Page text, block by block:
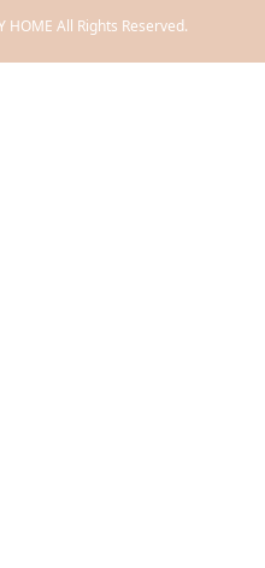
HOME All Rights Reserved.